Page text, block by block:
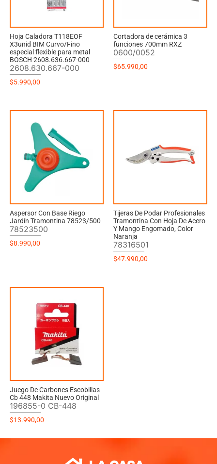
Hoja Caladora T118EOF
X3unid BIM Curvo/Fino
especial flexible para metal
BOSCH 2608.636.667-000
2608.630.667-000
$5.990,00
Cortadora de cerámica 3
funciones 700mm RXZ
0600/0052
$65.990,00
Aspersor Con Base Riego
Jardín Tramontina 78523/500
78523500
$8.990,00
Tijeras De Podar Profesionales
Tramontina Con Hoja De Acero
Y Mango Engomado, Color
Naranja
78316501
$47.990,00
Juego De Carbones Escobillas
Cb 448 Makita Nuevo Original
196855-0 CB-448
$13.990,00